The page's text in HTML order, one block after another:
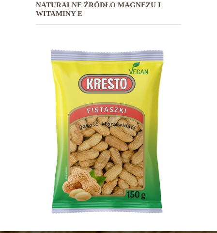
KRESTO OWOCE
KONTAKT
NATURALNE ŹRÓDŁO MAGNEZU I
WITAMINY E